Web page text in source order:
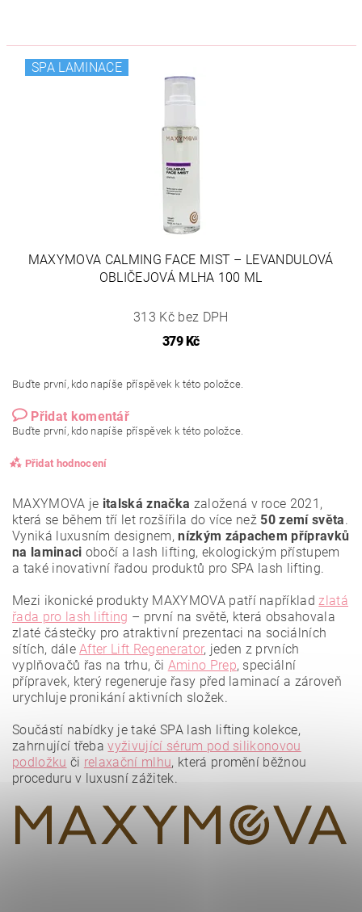
SPA LAMINACE
MAXYMOVA CALMING FACE MIST – LEVANDULOVÁ
OBLIČEJOVÁ MLHA 100 ML
313 Kč bez DPH
379 Kč
Buďte první, kdo napíše příspěvek k této položce.
Přidat komentář
Buďte první, kdo napíše příspěvek k této položce.
Přidat hodnocení
osobních údajů.
MAXYMOVA je italská značka založená v roce 2021,
která se během tří let rozšířila do více než 50 zemí světa.
Vyniká luxusním designem,nízkým zápachem přípravků
na laminaci obočí a lash lifting, ekologickým přístupem
a také inovativní řadou produktů pro SPA lash lifting.
Mezi ikonické produkty MAXYMOVA patří napříkladzlatá
řada pro lash lifting – první na světě, která obsahovala
zlaté částečky pro atraktivní prezentaci na sociálních
sítích, dáleAfter Lift Regenerator, jeden z prvních
vyplňovačů řas na trhu, či Amino Prep, speciální
přípravek, který regeneruje řasy před laminací a zároveň
urychluje pronikání aktivních složek.
Součástí nabídky je také SPA lash lifting kolekce,
zahrnující třebavyživující sérum pod silikonovou
podložku či relaxační mlhu, která promění běžnou
proceduru v luxusní zážitek.